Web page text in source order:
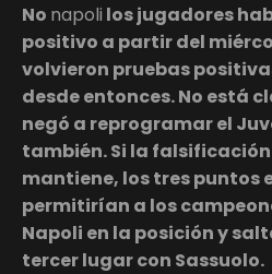
No napoli los jugadores
positivo a partir del
volvieron pruebas
desde entonces. No está
negó a reprogramar el
también. Si la falsificación
mantiene, los tres puntos
permitirían a los
Napoli en la posición y
tercer lugar con Sassuolo.